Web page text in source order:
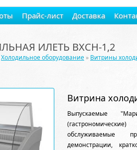
Прайс-лист Доставка
ИЛЕТЬ ВХСН-1,2
Холодильное оборудование » Витрины
Витрина
Выпускаемые
обслуживаемые
демонстрации,